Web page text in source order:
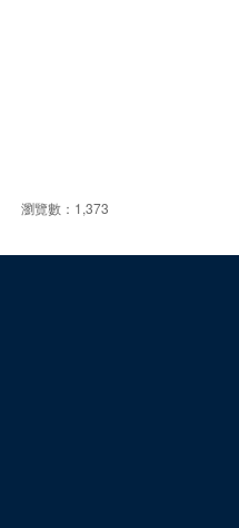
瀏覽數：1,373